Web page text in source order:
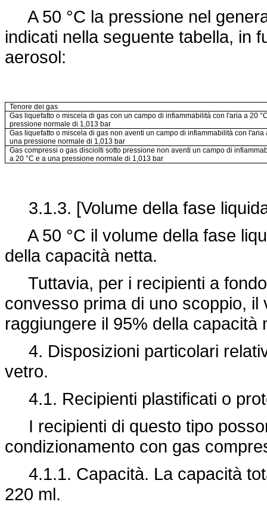
A 50 °C la pressione nel
indicati nella seguente tabella, in
aerosol:
Tenore dei gas
Gas liquefatto o miscela di gas con un campo di infiammabilità con l'aria a 20
pressione normale di 1,013 bar
Gas liquefatto o miscela di gas non aventi un campo di infiammabilità con l'aria
una pressione normale di 1,013 bar
Gas compressi o gas disciolti sotto pressione non aventi un campo di
a 20 °C e a una pressione normale di 1,013 bar
3.1.3. [Volume della fase
A 50 °C il volume della fase
della capacità netta.
Tuttavia, per i recipienti a
convesso prima di uno scoppio, il
raggiungere il 95% della capacità
4. Disposizioni particolari
vetro.
4.1. Recipienti plastificati o
I recipienti di questo tipo
condizionamento con gas
4.1.1. Capacità. La capacità
220 ml.